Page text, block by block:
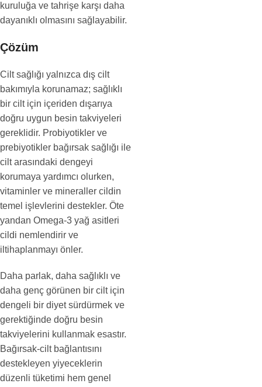
kuruluğa ve tahrişe karşı daha
dayanıklı olmasını sağlayabilir.
Çözüm
Cilt sağlığı yalnızca dış cilt
bakımıyla korunamaz; sağlıklı
bir cilt için içeriden dışarıya
doğru uygun besin takviyeleri
gereklidir. Probiyotikler ve
prebiyotikler bağırsak sağlığı ile
cilt arasındaki dengeyi
korumaya yardımcı olurken,
vitaminler ve mineraller cildin
temel işlevlerini destekler. Öte
yandan Omega-3 yağ asitleri
cildi nemlendirir ve
iltihaplanmayı önler.
Daha parlak, daha sağlıklı ve
daha genç görünen bir cilt için
dengeli bir diyet sürdürmek ve
gerektiğinde doğru besin
takviyelerini kullanmak esastır.
Bağırsak-cilt bağlantısını
destekleyen yiyeceklerin
düzenli tüketimi hem genel